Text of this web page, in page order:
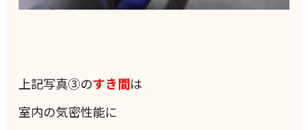
上記写真③のすき間は
室内の気密性能に